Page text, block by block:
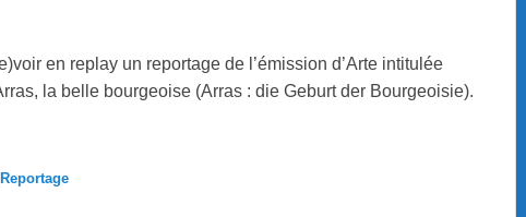
en replay un reportage de l’émission d’Arte intitulée
la belle bourgeoise (Arras : die Geburt der Bourgeoisie).
Reportage